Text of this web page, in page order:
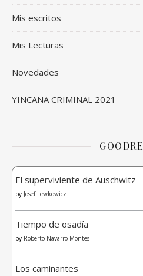
Mis escritos
Mis Lecturas
Novedades
YINCANA CRIMINAL 2021
El superviviente de Auschwitz
by Josef Lewkowicz
Tiempo de osadía
by Roberto Navarro Montes
Los caminantes